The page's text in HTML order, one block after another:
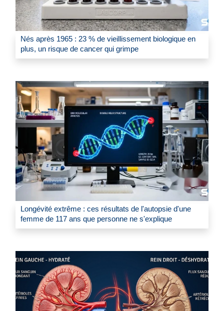
Nés après 1965 : 23 % de vieillissement biologique en
plus, un risque de cancer qui grimpe
Longévité extrême : ces résultats de l'autopsie d'une
femme de 117 ans que personne ne s'explique